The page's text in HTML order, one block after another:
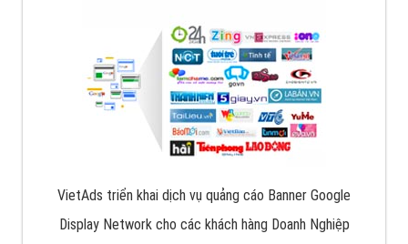
VietAds triển khai dịch vụ quảng cáo Banner Google
Display Network cho các khách hàng Doanh Nghiệp